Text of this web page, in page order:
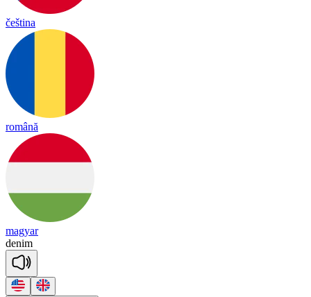
čeština
română
magyar
denim